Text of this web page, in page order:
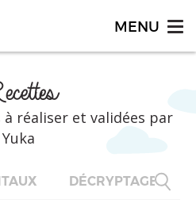
réaliser et validées par
Yuka
DÉCRYPTAGES